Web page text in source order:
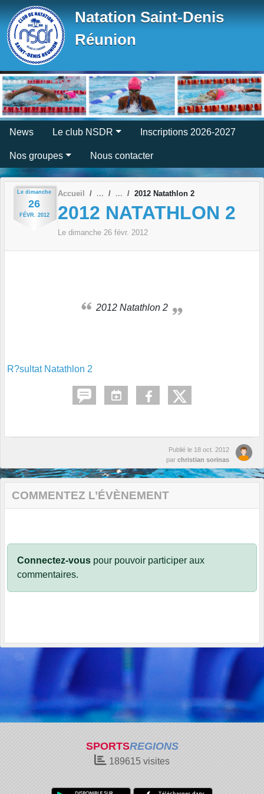
Natation Saint-Denis
Réunion
News Le club NSDR Inscriptions 2026-2027
Nos groupes Nous contacter
Le dimanche
26
FÉVR. 2012
Accueil 2012 Natathlon 2
2012 NATATHLON 2
Le dimanche 26 févr. 2012
2012 Natathlon 2
R?sultat Natathlon 2
Publié le 18 oct. 2012
par christian sorinas
COMMENTEZ L’ÉVÈNEMENT
Connectez-vous pour pouvoir participer aux
commentaires.
SPORTSREGIONS
189615 visites
Panneau de gestion des cookies